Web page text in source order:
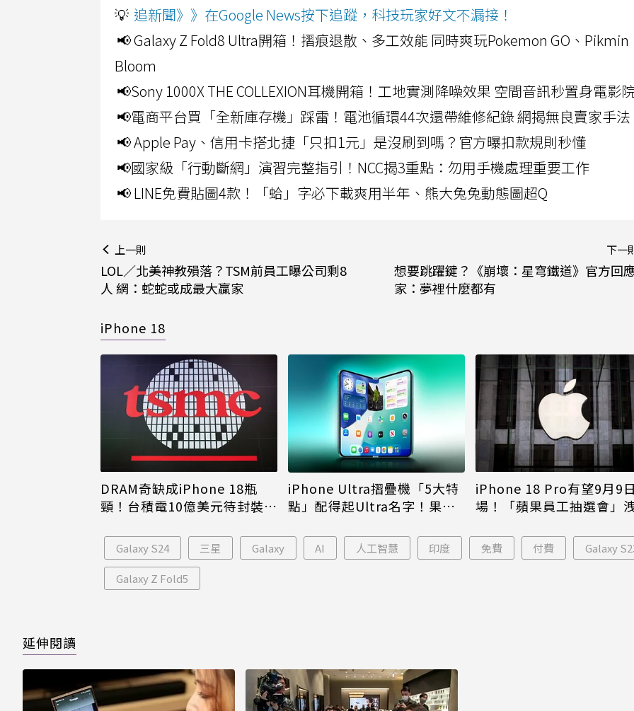
💡 追新聞》》在Google News按下追蹤，科技玩家好文不漏接！
📢 Galaxy Z Fold8 Ultra開箱！摺痕退散、多工效能 同時爽玩Pokemon GO、Pikmin
Bloom
📢Sony 1000X THE COLLEXION耳機開箱！工地實測降噪效果 空間音訊秒置身電影
📢電商平台買「全新庫存機」踩雷！電池循環44次還帶維修紀錄 網揭無良賣家手法
📢 Apple Pay、信用卡搭北捷「只扣1元」是沒刷到嗎？官方曝扣款規則秒懂
📢國家級「行動斷網」演習完整指引！NCC揭3重點：勿用手機處理重要工作
📢 LINE免費貼圖4款！「蛤」字必下載爽用半年、熊大兔兔動態圖超Q
上一則
LOL／北美神教殞落？TSM前員工曝公司剩8
人 網：蛇蛇或成最大贏家
下一
想要跳躍鍵？《崩壞：星穹鐵道》官方回
家：夢裡什麼都有
iPhone 18
DRAM奇缺成iPhone 18瓶
頸！台積電10億美元待封裝晶
iPhone Ultra摺疊機「5大特
點」配得起Ultra名字！果粉
iPhone 18 Pro有望9月9
場！「蘋果員工抽選會」
Galaxy S24 三星 Galaxy AI 人工智慧 印度 免費 付費 Galaxy
Galaxy Z Fold5
延伸閱讀